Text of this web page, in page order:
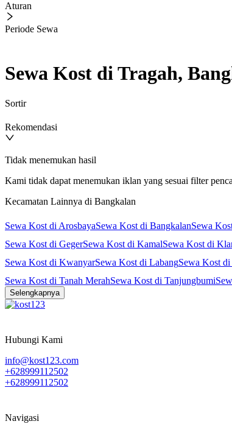
Aturan
Periode Sewa
Sewa Kost di Tragah,
Sortir
Rekomendasi
Tidak menemukan hasil
Kami tidak dapat menemukan iklan yang sesuai filter
Kecamatan Lainnya di Bangkalan
Sewa Kost di ArosbayaSewa Kost di BangkalanSewa
Sewa Kost di GegerSewa Kost di KamalSewa Kost di
Sewa Kost di KwanyarSewa Kost di LabangSewa Kost
Sewa Kost di Tanah MerahSewa Kost di Tanjungbumi
Selengkapnya
Hubungi Kami
info@kost123.com
+628999112502
+628999112502
Navigasi